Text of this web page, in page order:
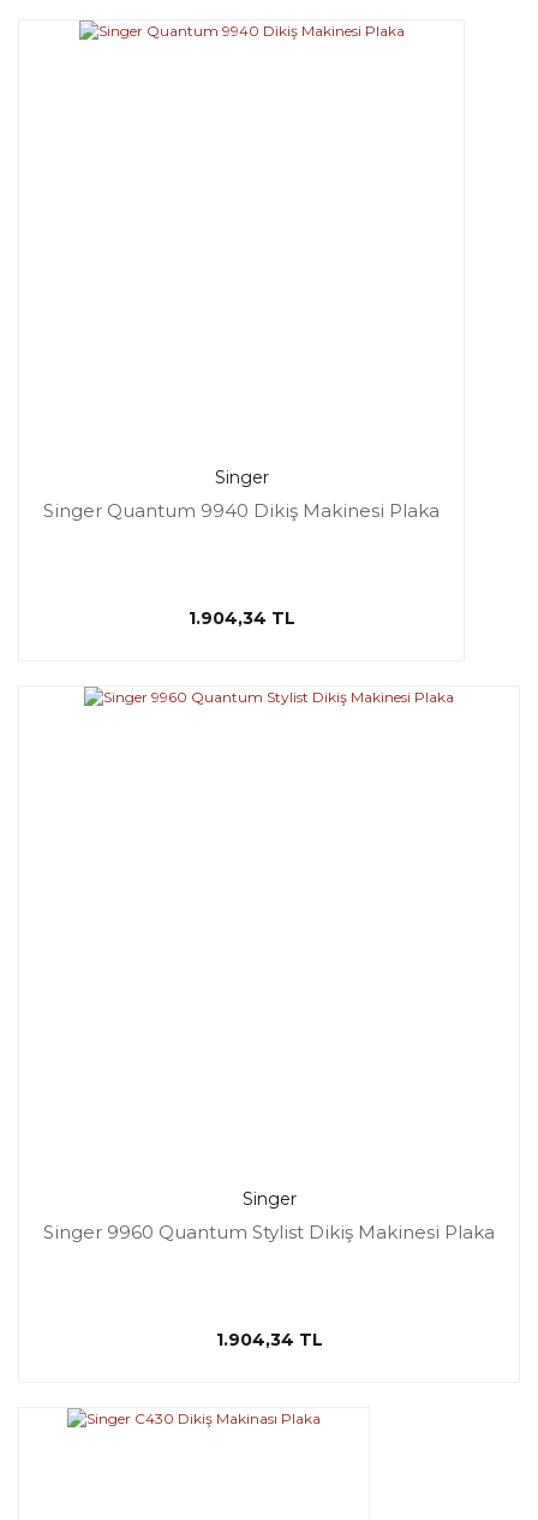
Singer
Singer Quantum 9940 Dikiş Makinesi Plaka
1.904,34 TL
Singer
Singer 9960 Quantum Stylist Dikiş Makinesi Plaka
1.904,34 TL